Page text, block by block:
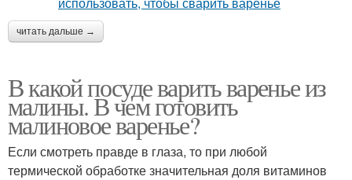
читать дальше →
В какой посуде варить варенье из
малины. В чем готовить
малиновое варенье?
Если смотреть правде в глаза, то при любой
термической обработке значительная доля витаминов